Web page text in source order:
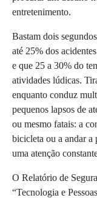
entretenimento.
Bastam dois
até 25% dos
e que 25 a 30% do
atividades lúdicas.
enquanto conduz
pequenos lapsos de
ou mesmo fatais: a
bicicleta ou a andar
uma atenção
O Relatório de
“Tecnologia e